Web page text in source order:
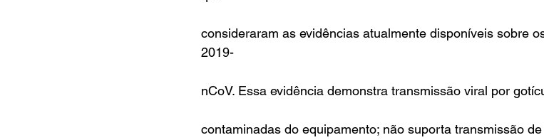
consideraram as evidências atualmente disponíveis sobre
2019-
nCoV. Essa evidência demonstra transmissão viral por
contaminadas do equipamento; não suporta transmissão